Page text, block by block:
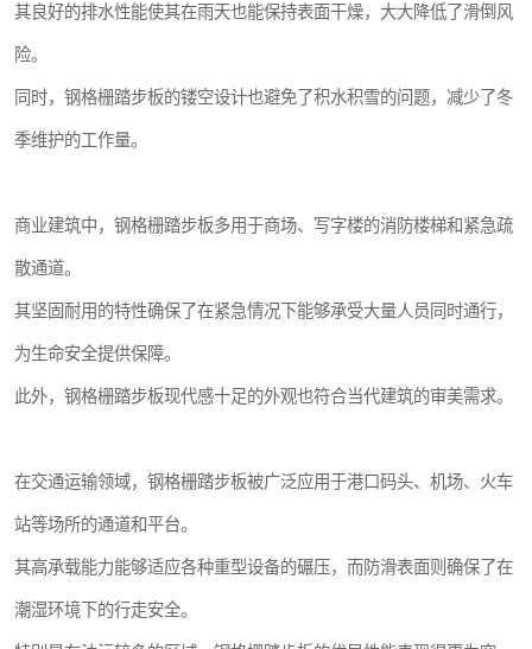
其良好的排水性能使其在雨天也能保持表面干燥，大大降低了滑倒风
险。
同时，钢格栅踏步板的镂空设计也避免了积水积雪的问题，减少了冬
季维护的工作量。
商业建筑中，钢格栅踏步板多用于商场、写字楼的消防楼梯和紧急疏
散通道。
其坚固耐用的特性确保了在紧急情况下能够承受大量人员同时通行，
为生命安全提供保障。
此外，钢格栅踏步板现代感十足的外观也符合当代建筑的审美需求。
在交通运输领域，钢格栅踏步板被广泛应用于港口码头、机场、火车
站等场所的通道和平台。
其高承载能力能够适应各种重型设备的碾压，而防滑表面则确保了在
潮湿环境下的行走安全。